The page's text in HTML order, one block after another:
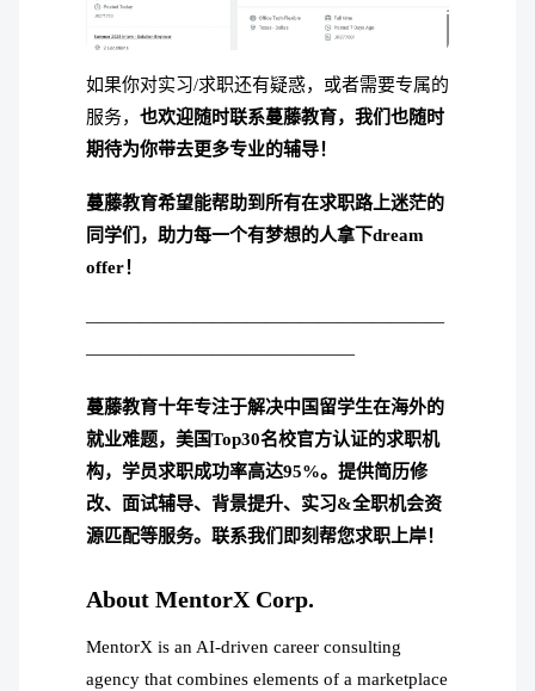
如果你对实习/求职还有疑惑，或者需要专属的
服务， 也欢迎随时联系蔓藤教育，我们也随时
期待为你带去更多专业的辅导！
蔓藤教育希望能帮助到所有在求职路上迷茫的
同学们，助力每一个有梦想的人拿下dream
offer！
————————————————————
———————————————
蔓藤教育十年专注于解决中国留学生在海外的
就业难题，美国Top30名校官方认证的求职机
构，学员求职成功率高达95%。 提供简历修
改、面试辅导、背景提升、实习&全职机会资
源匹配等服务。联系我们即刻帮您求职上岸！
About MentorX Corp.
MentorX is an AI-driven career consulting
agency that combines elements of a marketplace